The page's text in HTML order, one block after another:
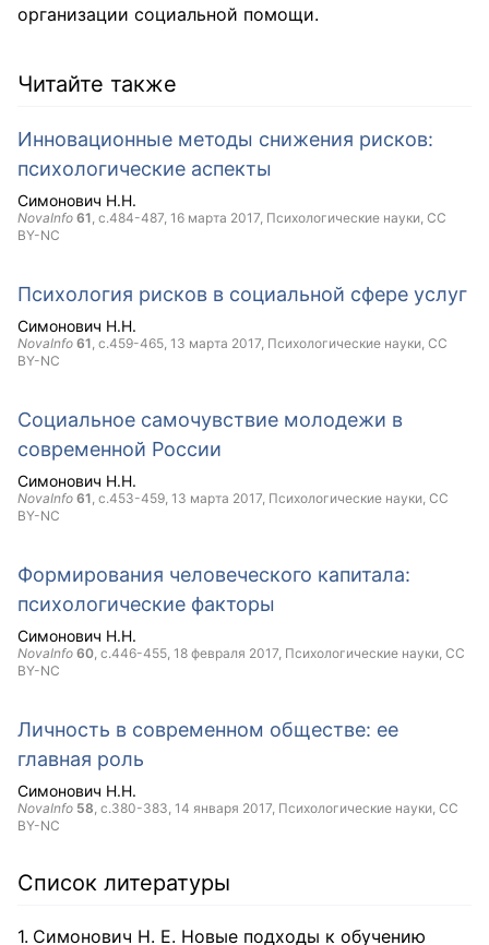
организации социальной помощи.
Читайте также
Инновационные методы снижения рисков:
психологические аспекты
Симонович Н.Н.
NovaInfo 61, с.484-487, 16 марта 2017, Психологические науки, CC
BY-NC
Психология рисков в социальной сфере услуг
Симонович Н.Н.
NovaInfo 61, с.459-465, 13 марта 2017, Психологические науки, CC
BY-NC
Социальное самочувствие молодежи в
современной России
Симонович Н.Н.
NovaInfo 61, с.453-459, 13 марта 2017, Психологические науки, CC
BY-NC
Формирования человеческого капитала:
психологические факторы
Симонович Н.Н.
NovaInfo 60, с.446-455, 18 февраля 2017, Психологические науки, CC
BY-NC
Личность в современном обществе: ее
главная роль
Симонович Н.Н.
NovaInfo 58, с.380-383, 14 января 2017, Психологические науки, CC
BY-NC
Список литературы
Симонович Н. Е. Новые подходы к обучению